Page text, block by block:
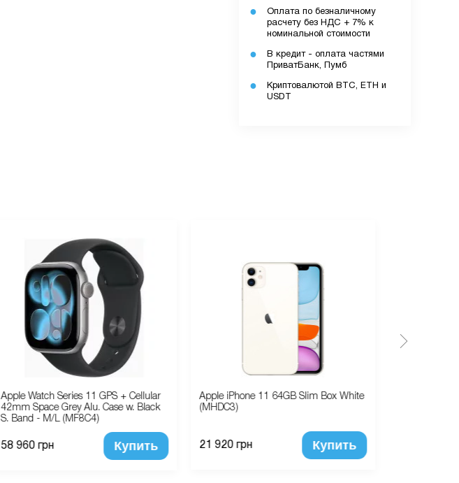
Оплата по безналичному
расчету без НДС + 7% к
номинальной стоимости
В кредит - оплата частями
ПриватБанк, Пумб
Криптовалютой BTC, ETH и
USDT
Apple Watch Series 11 GPS + Cellular
42mm Space Grey Alu. Case w. Black
S. Band - M/L (MF8C4)
58 960 грн Купить
Apple iPhone 11 64GB Slim Box White
(MHDC3)
21 920 грн Купить